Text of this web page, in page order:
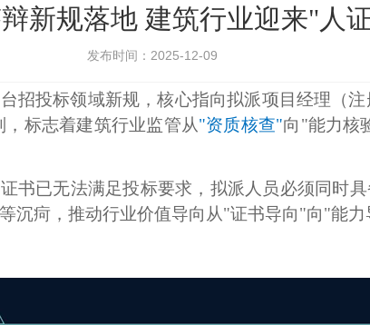
新规落地 建筑行业迎来"人
发布时间：2025-12-09
招投标领域新规，核心指向拟派项目经理（
标志着建筑行业监管从"资质核查"向"能力核
书已无法满足投标要求，拟派人员必须同时具
疴，推动行业价值导向从"证书导向"向"能力